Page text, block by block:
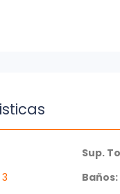
completamente
heladera con
ellos, se destacan
el entretenimiento,
así como de un
seguridad y
Sup.
3 Baños: